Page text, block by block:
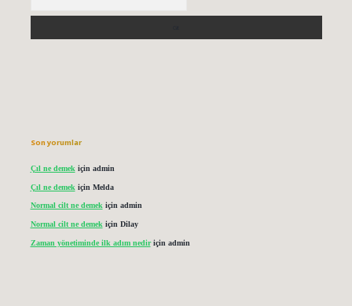
Son yorumlar
Çıl ne demek için admin
Çıl ne demek için Melda
Normal cilt ne demekiçin admin
Normal cilt ne demek için Dilay
Zaman yönetiminde ilk adım nediriçin admin